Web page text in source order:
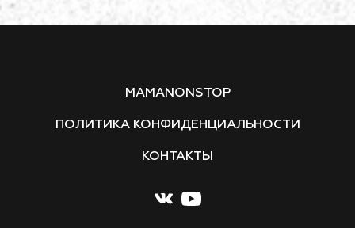
MAMANONSTOP
ПОЛИТИКА КОНФИДЕНЦИАЛЬНОСТИ
КОНТАКТЫ